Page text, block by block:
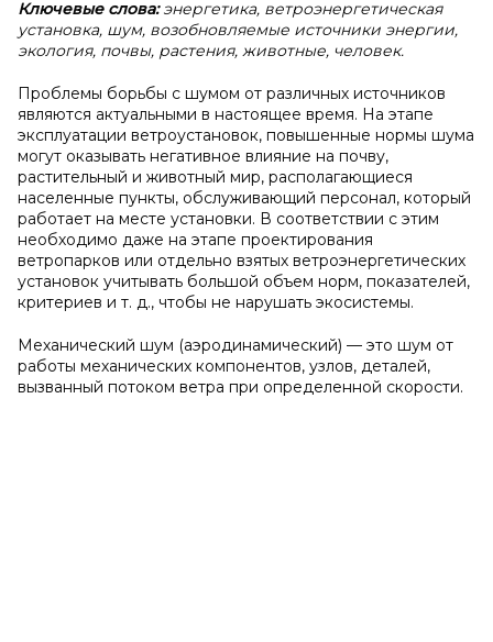
Ключевые слова:энергетика, ветроэнергетическая
установка, шум, возобновляемые источники энергии,
экология, почвы, растения, животные, человек.
Проблемы борьбы с шумом от различных источников
являются актуальными в настоящее время. На этапе
эксплуатации ветроустановок, повышенные нормы шума
могут оказывать негативное влияние на почву,
растительный и животный мир, располагающиеся
населенные пункты, обслуживающий персонал, который
работает на месте установки. В соответствии с этим
необходимо даже на этапе проектирования
ветропарков или отдельно взятых ветроэнергетических
установок учитывать большой объем норм, показателей,
критериев и т. д., чтобы не нарушать экосистемы.
Механический шум (аэродинамический) — это шум от
работы механических компонентов, узлов, деталей,
вызванный потоком ветра при определенной скорости.